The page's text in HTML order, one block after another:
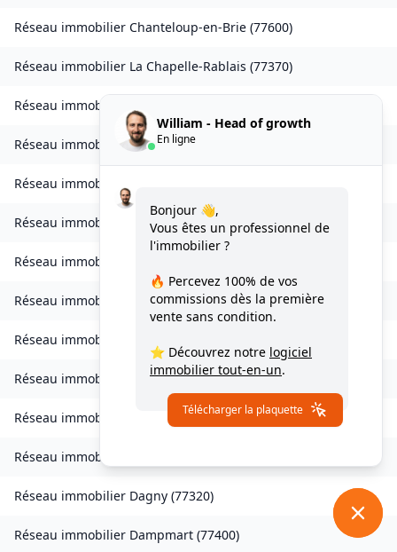
Réseau immobilier Chanteloup-en-Brie (77600)
Réseau immobilier La Chapelle-Rablais (77370)
Réseau immobilier
Réseau immobilierCharmentray
Réseau immobilier
Réseau immobilier Chessy( 77700)
Réseau immobilier
Réseau immobilier Compans(77290 )
Réseau immobilier
Réseau immobilier Coupvray(77700)
Réseau immobilier Courchamp(77560
Réseau immobilier
Réseau immobilier Dagny (77320)
Réseau immobilier Dampmart (77400)
William - Head of growth
En ligne
Bonjour 👋,
Vous êtes un professionnel de
l'immobilier ?
🔥 Percevez 100% de vos
commissions dès la première
vente sans condition.
⭐ Découvrez notre logiciel
immobilier tout-en-un.
Télécharger la plaquette